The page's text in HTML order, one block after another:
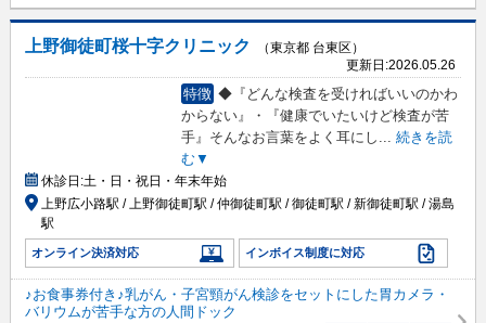
上野御徒町桜十字クリニック
（東京都 台東区）
更新日:2026.05.26
特徴 ◆『どんな検査を受ければいいのかわ
からない』・『健康でいたいけど検査が苦
手』そんなお言葉をよく耳にし
続きを読
む▼
休診日:土・日・祝日・年末年始
上野広小路駅 / 上野御徒町駅 / 仲御徒町駅 / 御徒町駅 / 新御徒町駅 / 湯島
駅
オンライン決済対応 インボイス制度に対応
♪お食事券付き♪乳がん・子宮頸がん検診をセットにした胃カメラ・
バリウムが苦手な方の人間ドック